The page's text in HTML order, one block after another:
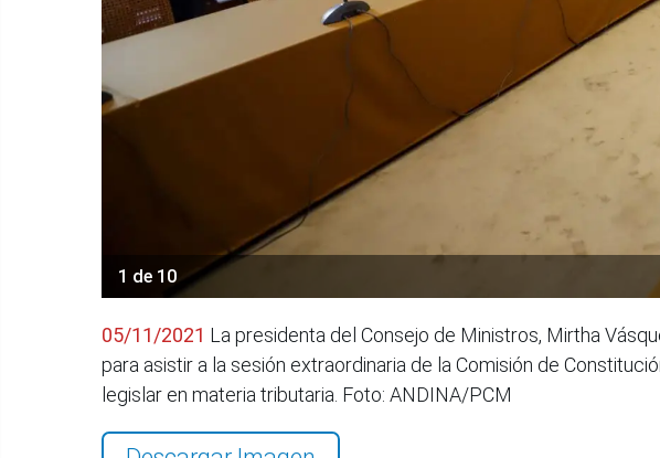
1 de 10
05/11/2021 La presidenta del Consejo de Ministros, Mirtha
para asistir a la sesión extraordinaria de la Comisión de
legislar en materia tributaria. Foto: ANDINA/PCM